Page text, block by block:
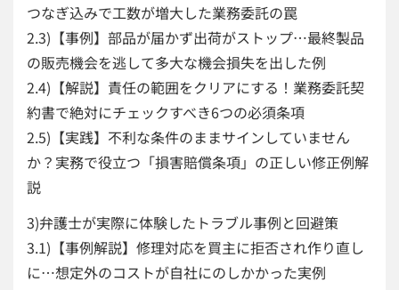
つなぎ込みで工数が増大した業務委託の罠
2.3)【事例】部品が届かず出荷がストップ…最終製品
の販売機会を逃して多大な機会損失を出した例
2.4)【解説】責任の範囲をクリアにする！業務委託契
約書で絶対にチェックすべき6つの必須条項
2.5)【実践】不利な条件のままサインしていません
か？実務で役立つ「損害賠償条項」の正しい修正例解
説
3)弁護士が実際に体験したトラブル事例と回避策
3.1)【事例解説】修理対応を買主に拒否され作り直し
に…想定外のコストが自社にのしかかった実例